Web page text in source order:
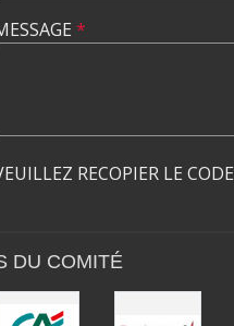
*
RECOPIER LE CODE
DU COMITÉ